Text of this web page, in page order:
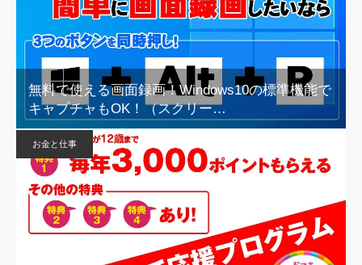
無料で使える画面録画！Windows10の標準機能で
キャプチャもOK！（スクリー…
お金と仕事